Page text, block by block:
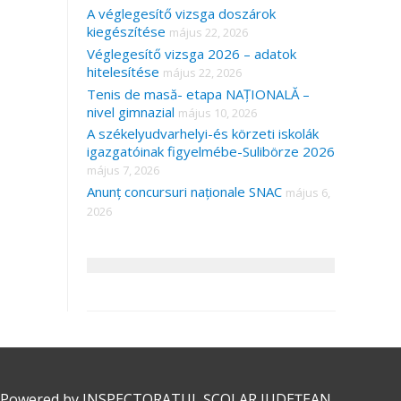
A véglegesítő vizsga doszárok
kiegészítése május 22, 2026
Véglegesítő vizsga 2026 – adatok
hitelesítése május 22, 2026
Tenis de masă- etapa NAȚIONALĂ –
nivel gimnazial május 10, 2026
A székelyudvarhelyi-és körzeti iskolák
igazgatóinak figyelmébe-Sulibörze 2026
május 7, 2026
Anunț concursuri naționale SNAC május 6,
2026